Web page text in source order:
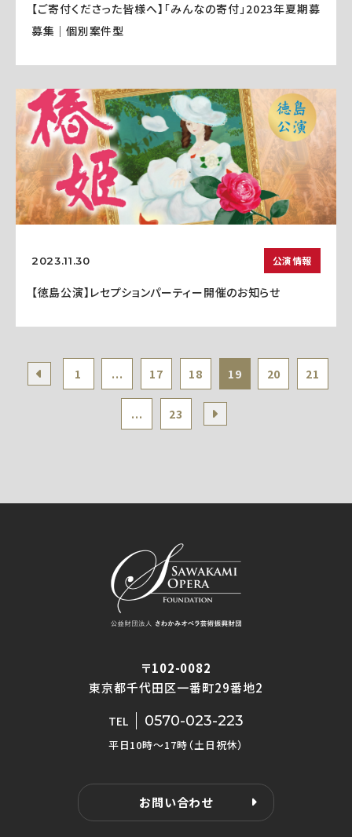
【ご寄付くださった皆様へ】「みんなの寄付」2023年夏期募
募集｜個別案件型
2023.11.30 公演情報
【徳島公演】レセプションパーティー開催のお知らせ
1 ... 17 18 19 20 21
... 23
〒102-0082
東京都千代田区一番町29番地2
TEL 0570-023-223
平日10時〜17時（土日祝休）
お問い合わせ